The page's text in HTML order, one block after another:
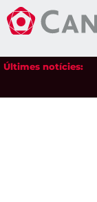
Últimes notícies: